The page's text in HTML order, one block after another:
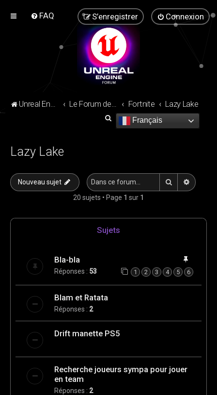
FAQ Connexion
S’enregistrer
Unreal Engine Forum Le Forum de la communauté Unreal Engine ! Fortnite Lazy Lake
Français
R
e
e
r
c
e
Lazy Lake
Nouveau sujet Rechercher
20 sujets • Page 1 sur 1
Sujets
Bla-bla
Réponses : 53 1 2 3 4 5 6
Blam et Ratata
Réponses : 2
Drift manette PS5
Recherche joueurs sympa pour jouer
en team
Réponses : 2